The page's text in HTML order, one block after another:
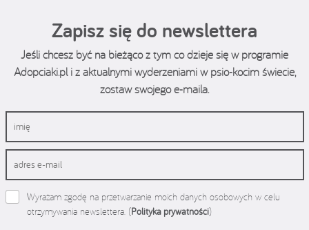
Zapisz się do newslettera
Jeśli chcesz być na bieżąco z tym co dzieje się w programie
Adopciaki.pl i z aktualnymi wyderzeniami w psio-kocim świecie,
zostaw swojego e-maila.
Wyrażam zgodę na przetwarzanie moich danych osobowych w celu
otrzymywania newslettera. (Polityka prywatności)